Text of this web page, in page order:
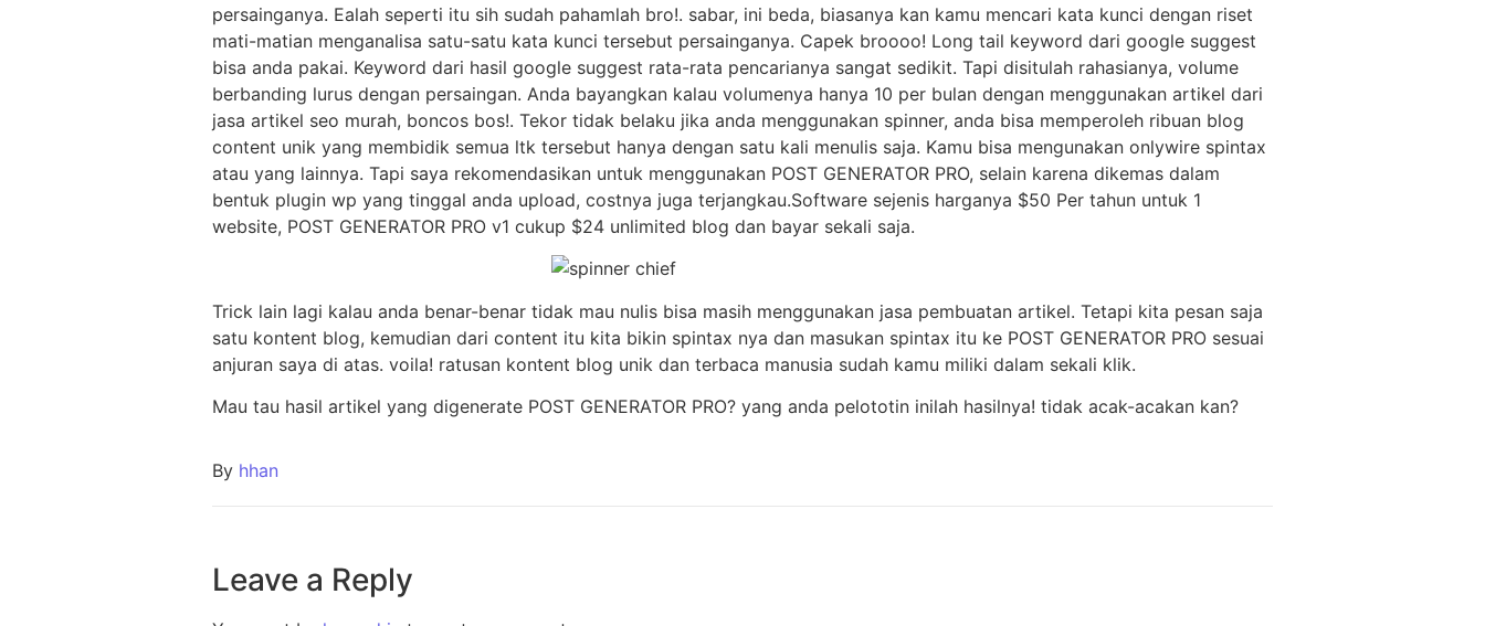
persainganya. Ealah seperti itu sih sudah pahamlah bro!. sabar, ini beda, biasanya kan kamu mencari kata kunci dengan riset
mati-matian menganalisa satu-satu kata kunci tersebut persainganya. Capek broooo! Long tail keyword dari google suggest
bisa anda pakai. Keyword dari hasil google suggest rata-rata pencarianya sangat sedikit. Tapi disitulah rahasianya, volume
berbanding lurus dengan persaingan. Anda bayangkan kalau volumenya hanya 10 per bulan dengan menggunakan artikel dari
jasa artikel seo murah, boncos bos!. Tekor tidak belaku jika anda menggunakan spinner, anda bisa memperoleh ribuan blog
content unik yang membidik semua ltk tersebut hanya dengan satu kali menulis saja. Kamu bisa mengunakan onlywire spintax
atau yang lainnya. Tapi saya rekomendasikan untuk menggunakan POST GENERATOR PRO, selain karena dikemas dalam
bentuk plugin wp yang tinggal anda upload, costnya juga terjangkau.Software sejenis harganya $50 Per tahun untuk 1
website, POST GENERATOR PRO v1 cukup $24 unlimited blog dan bayar sekali saja.
Trick lain lagi kalau anda benar-benar tidak mau nulis bisa masih menggunakan jasa pembuatan artikel. Tetapi kita pesan saja
satu kontent blog, kemudian dari content itu kita bikin spintax nya dan masukan spintax itu ke POST GENERATOR PRO sesuai
anjuran saya di atas. voila! ratusan kontent blog unik dan terbaca manusia sudah kamu miliki dalam sekali klik.
Mau tau hasil artikel yang digenerate POST GENERATOR PRO? yang anda pelototin inilah hasilnya! tidak acak-acakan kan?
By hhan
Leave a Reply